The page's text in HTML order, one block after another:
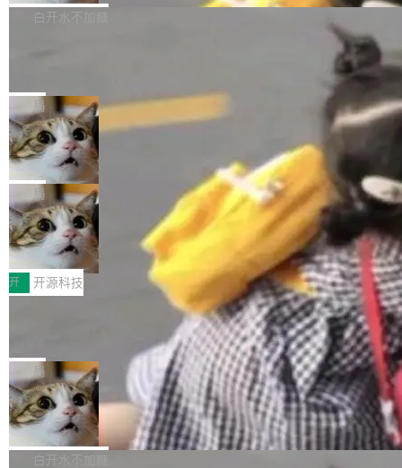
社区爱好者提供了高效跟踪新版本的思路。
他可以全职维护 libexpat 了，最长 6 个月。发
库之一。你的操作系统、浏览器、无数的基础设
施软件，很可能都在用它。而过去十年，维护它
的人一直在用业余...
下： New Smart Window 包含多项增强功能：
gi?id=2019042">Bug&nbsp;2019042</a>）</l
i> <li>现在，助手可以直接使用 Exa 的网络搜索
结果回答问题，而无需将问题转交给搜索引擎。
（<a href="https://bugzilla.mozilla.org/show_
bug.cgi?id=204...
白开水不加糖
的 npm 包。项目的核心论点是：容器不适合 Ag
ent 计算。真正适合的，是 Isolate。 Cloudflare
工程师在这件事上没什么可谦虚的——他们用 W
orkers 跑了十年 Isolate。用 CEO Matthew Pri
nce 的话说：「我们一生都在用 Isolate 运行代
码，而 AI Agent 不需要容器，它们需要的是 Iso
late。」 容器为什么不合适 容器的问题在于启动
和销毁都太重了。一个 Agent 要执行的任务可能
只需要几毫秒的 CPU 时间，但容器从冷启动到
就绪要花数秒。如果未来有十...
局
OpenAI 公开邮件和聊天记录回应苹果
诉讼，称“Apple is getting this wron
g”
上个月，苹果一纸诉状把 OpenAI 告上法庭，指
控其挖角苹果前员工并窃取商业秘密。苹果的诉
状把 OpenAI 描述成一个系统性地从前东家挖
人、套取机密信息的对手。 OpenAI 没发律师
函，也没选择庭外沉默。它在官网贴了一篇博
文，标题只有六个字：Apple is getting this wro
ng。 然后，它把邮件往来和 iMessage 聊天记
录全贴了出来。 他发错人了 苹果外部律师 Gabr
iel Gross 来自 Weil 律所，2 月 23 日下午 5:53
给 OpenAI 总法律顾问 Che Chang 发了封邮
件，附了一封长信，要求 OpenAI 配合调查前苹
果员工带走机密信...
局
HUAWEI MatePad Edge上架WorkBu
ddy鸿蒙PC版，说话就能干活的AI办公
搭子
全能AI工作台WorkBuddy鸿蒙PC版上架HUAWE
I MatePad Edge应用市场，直接下载即可使
用，与鸿蒙电脑上的体验一致。值得一提的是，
这是目前市面上唯一支持平板接入WorkBuddy P
C版的产品，搭载“人机双写”重磅功能——你写
你的，AI写AI的，同屏协作互不干扰。一句话让
AI帮你干活，现在开启全新体验！ 温馨提示：
体验WorkBuddy鸿蒙PC版前，请将 HUAWEI M
atePad Edge 升级至 HarmonyOS 6.1.0.135S
P9 patch03及以上版本。 *升级路径：设置 > 搜
开 开源科技
FFmpeg 9.0 发布：代号“Lei”，以此纪
全球知名开源多媒体框架 FFmpeg 今天正式发
布了 9.0 版本。这个版本除了带来新一代音视频
处理能力和硬件加速支持之外，还有一个特殊之
处：FFmpeg 9.0 的代号是“Lei”。 这个名字，
来自中国开发者雷霄骅（Lei Xiaohua）。 对于
很多中国音视频开发者而言，这个名字并不陌
局
亚马逊成本失控：AI 写代码烧掉 1215
万元，超预算 860%
外媒近日曝光了亚马逊的多份内部报告显示，AI
导致公司在多个项目上超支。《金融时报》报道
白开水不加糖